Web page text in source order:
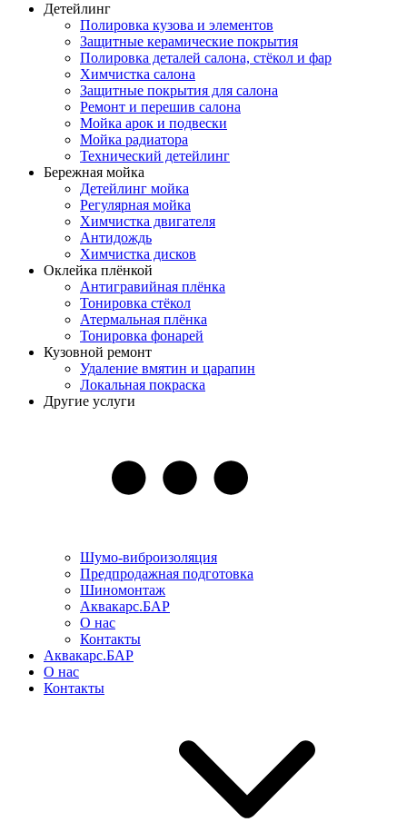
Детейлинг
Полировка кузова и элементов
Защитные керамические покрытия
Полировка деталей салона, стёкол и фар
Химчистка салона
Защитные покрытия для салона
Ремонт и перешив салона
Мойка арок и подвески
Мойка радиатора
Технический детейлинг
Бережная мойка
Детейлинг мойка
Регулярная мойка
Химчистка двигателя
Антидождь
Химчистка дисков
Оклейка плёнкой
Антигравийная плёнка
Тонировка стёкол
Атермальная плёнка
Тонировка фонарей
Кузовной ремонт
Удаление вмятин и царапин
Локальная покраска
Другие услуги
Шумо-виброизоляция
Предпродажная подготовка
Шиномонтаж
Аквакарс.БАР
О нас
Контакты
Аквакарс.БАР
О нас
Контакты